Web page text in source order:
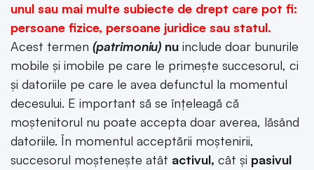
unul sau mai multe subiecte de drept care pot fi:
persoane fizice, persoane juridice sau statul.
Acest termen (patrimoniu) nu include doar bunurile
mobile şi imobile pe care le primeşte succesorul, ci
şi datoriile pe care le avea defunctul la momentul
decesului. E important să se înţeleagă că
moştenitorul nu poate accepta doar averea, lăsând
datoriile. În momentul acceptării moştenirii,
succesorul moşteneşte atât activul, cât şi pasivul